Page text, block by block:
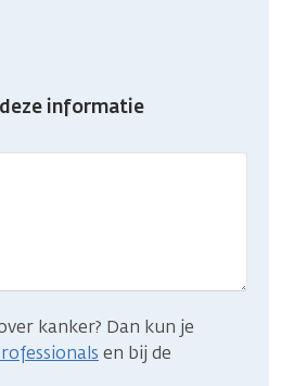
informatie
kanker? Dan kun je
en bij de